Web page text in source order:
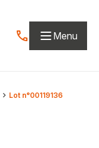
Contactez-nous
Menu
Lot n°00119136